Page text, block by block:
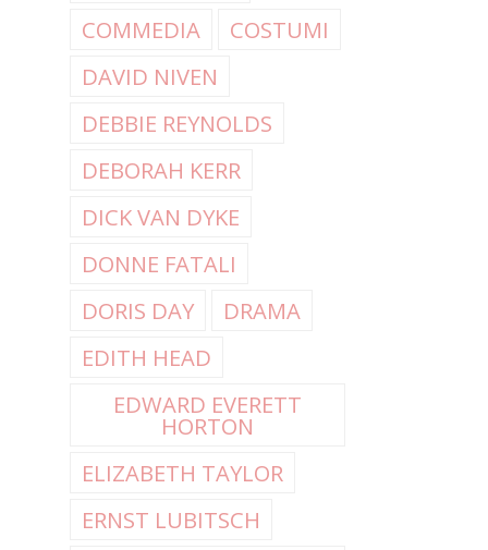
COMMEDIA
COSTUMI
DAVID NIVEN
DEBBIE REYNOLDS
DEBORAH KERR
DICK VAN DYKE
DONNE FATALI
DORIS DAY
DRAMA
EDITH HEAD
EDWARD EVERETT
HORTON
ELIZABETH TAYLOR
ERNST LUBITSCH